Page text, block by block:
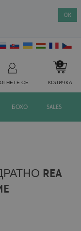
OK
СЕ КОЛИЧКА
0
БОХО SALES
REA